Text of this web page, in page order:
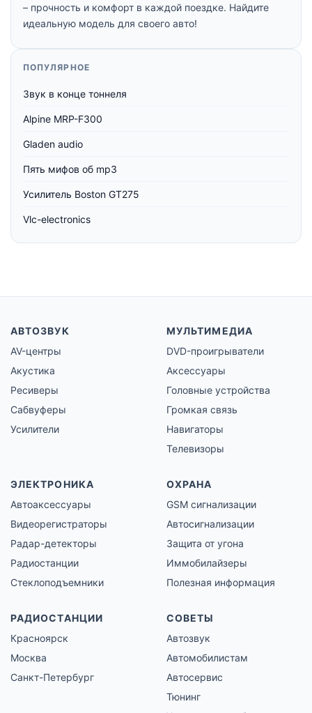
– прочность и комфорт в каждой поездке. Найдите
идеальную модель для своего авто!
ПОПУЛЯРНОЕ
Звук в конце тоннеля
Alpine MRP-F300
Gladen audio
Пять мифов об mp3
Усилитель Boston GT275
Vlc-electronics
АВТОЗВУК
AV-центры
Акустика
Ресиверы
Сабвуферы
Усилители
МУЛЬТИМЕДИА
DVD-проигрыватели
Аксессуары
Головные устройства
Громкая связь
Навигаторы
Телевизоры
ЭЛЕКТРОНИКА
Автоаксессуары
Видеорегистраторы
Радар-детекторы
Радиостанции
Стеклоподъемники
ОХРАНА
GSM сигнализации
Автосигнализации
Защита от угона
Иммобилайзеры
Полезная информация
РАДИОСТАНЦИИ
Красноярск
Москва
Санкт-Петербург
СОВЕТЫ
Автозвук
Автомобилистам
Автосервис
Тюнинг